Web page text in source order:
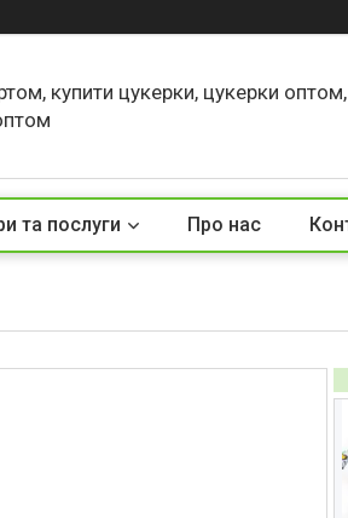
купити цукерки, цукерки оптом,
та послуги Про нас